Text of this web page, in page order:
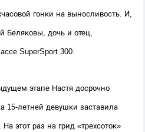
гонки на выносливость. И,
Беляковы, дочь и отец,
SuperSport 300.
этапе Настя досрочно
15-летней девушки заставила
этот раз на грид «трехсоток»